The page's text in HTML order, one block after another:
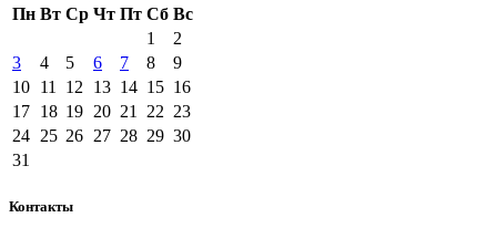
Пн Вт Ср Чт Пт Сб Вс
1
2
3
4 5 6 7 8
9
10 11 12 13 14 15 16
17 18 19 20 21 22 23
24 25 26 27 28 29 30
31
Контакты